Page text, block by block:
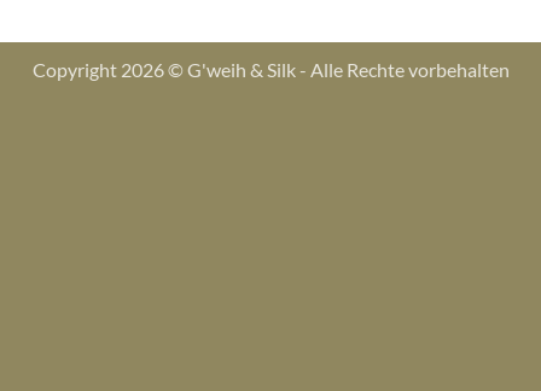
Copyright 2026 © G'weih & Silk - Alle Rechte vorbehalten